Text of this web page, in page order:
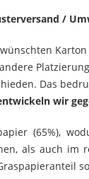
/
Das
wir
(65%),
als auch im